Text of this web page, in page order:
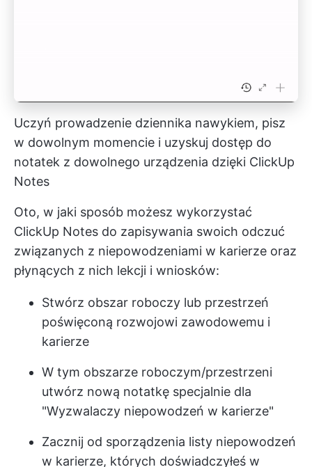
Uczyń prowadzenie dziennika nawykiem, pisz
w dowolnym momencie i uzyskuj dostęp do
notatek z dowolnego urządzenia dzięki ClickUp
Notes
Oto, w jaki sposób możesz wykorzystać
ClickUp Notes do zapisywania swoich odczuć
związanych z niepowodzeniami w karierze oraz
płynących z nich lekcji i wniosków:
Stwórz obszar roboczy lub przestrzeń
poświęconą rozwojowi zawodowemu i
karierze
W tym obszarze roboczym/przestrzeni
utwórz nową notatkę specjalnie dla
"Wyzwalaczy niepowodzeń w karierze"
Zacznij od sporządzenia listy niepowodzeń
w karierze, których doświadczyłeś w